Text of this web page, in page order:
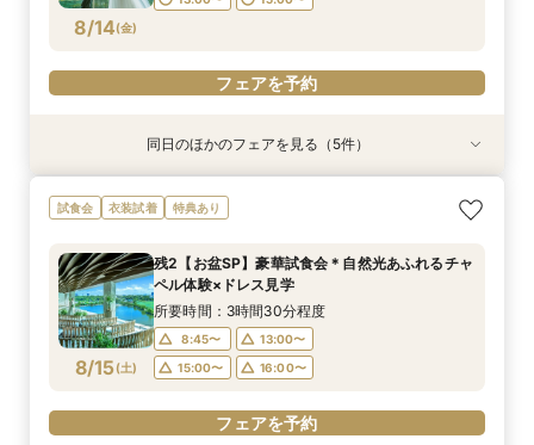
8/14(金)
フェアを予約
衣装試着 特典あり
8/14(金)
【大人数婚★応援フェア】全員が楽しめる挙式×
披露宴体験
13:00〜 15:00〜
フェアを予約
衣装試着 特典あり
8/14(金)
《アクセス重視★新幹線沿線》東京・上野駅！お
車代付SPプラン！
13:00〜 15:00〜
フェアを予約
衣装試着 特典あり
8/14(金)
【少人数婚】安心予算で心温まる挙式体験×美食
おもてなし体験
13:00〜 15:00〜
フェアを予約
8/14(金)
【自宅でフェア参加】スマホでOK◎オンライン
式場相談会
13:00〜
14:00〜
15:00〜
16:00〜
17:00〜
衣装試着 特典あり
8/14(金)
【地元応援/上野好きな方必見】上野愛溢れる絶
景×美食フェア！
13:00〜 15:00〜
フェアを予約
同日のほかのフェアを見る（5件）
試食会 衣装試着 特典あり
8/15(土)
残2【お盆SP】豪華試食会＊自然光あふれるチャ
ペル体験×ドレス見学
所要時間：3時間30分程度
8:45〜
13:00〜
15:00〜
16:00〜
フェアを予約